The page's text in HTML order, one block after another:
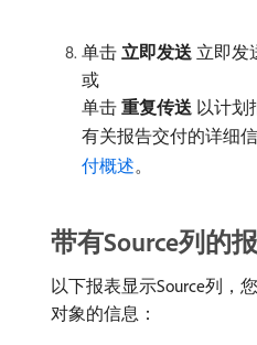
单击​ 立即发送 立即发
或
单击​ 重复传送 以计划
有关报告交付的详细
付概述。
带有Source列的
以下报表显示Source列，
对象的信息：